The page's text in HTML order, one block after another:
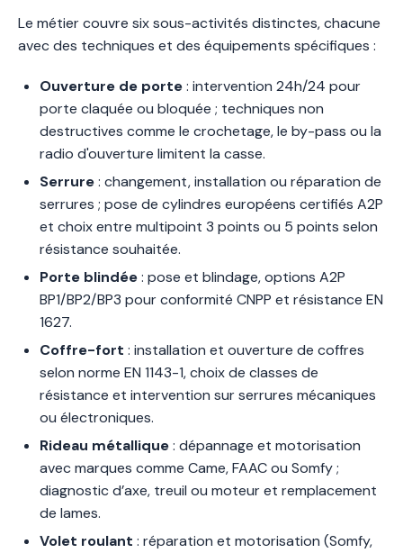
Le métier couvre six sous-activités distinctes, chacune
avec des techniques et des équipements spécifiques :
Ouverture de porte: intervention 24h/24 pour
porte claquée ou bloquée ; techniques non
destructives comme le crochetage, le by-pass ou la
radio d'ouverture limitent la casse.
Serrure: changement, installation ou réparation de
serrures ; pose de cylindres européens certifiés A2P
et choix entre multipoint 3 points ou 5 points selon
résistance souhaitée.
Porte blindée: pose et blindage, options A2P
BP1/BP2/BP3 pour conformité CNPP et résistance EN
1627.
Coffre-fort : installation et ouverture de coffres
selon norme EN 1143-1, choix de classes de
résistance et intervention sur serrures mécaniques
ou électroniques.
Rideau métallique: dépannage et motorisation
avec marques comme Came, FAAC ou Somfy ;
diagnostic d’axe, treuil ou moteur et remplacement
de lames.
Volet roulant : réparation et motorisation (Somfy,